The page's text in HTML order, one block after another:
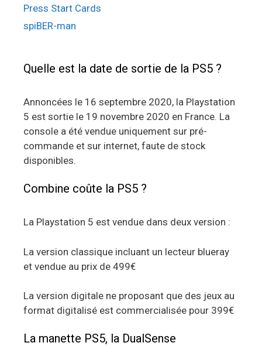
Press Start Cards
spiBER-man
Quelle est la date de sortie de la PS5 ?
Annoncées le 16 septembre 2020, la Playstation
5 est sortie le 19 novembre 2020 en France. La
console a été vendue uniquement sur pré-
commande et sur internet, faute de stock
disponibles.
Combine coûte la PS5 ?
La Playstation 5 est vendue dans deux version :
La version classique incluant un lecteur blueray
et vendue au prix de 499€
La version digitale ne proposant que des jeux au
format digitalisé est commercialisée pour 399€
La manette PS5, la DualSense